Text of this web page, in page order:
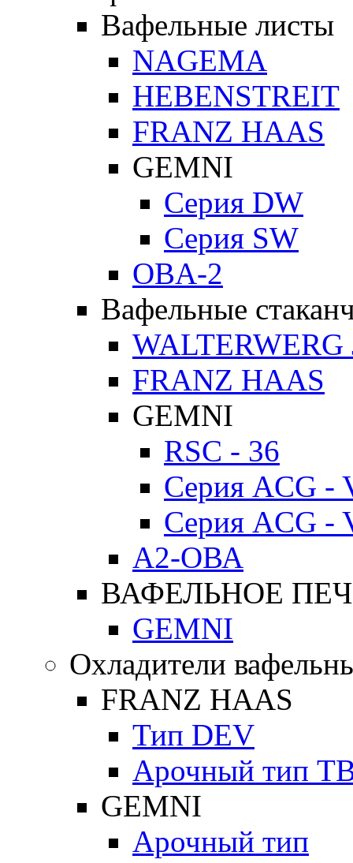
Вафельные листы
NAGEMA
HEBENSTREIT
FRANZ HAAS
GEMNI
Серия DW
Серия SW
OBA-2
Вафельные
WALTERWERG
FRANZ HAAS
GEMNI
RSC - 36
Серия ACG -
Серия ACG -
А2-ОВА
ВАФЕЛЬНОЕ
GEMNI
Охладители
FRANZ HAAS
Тип DEV
Арочный тип
GEMNI
Арочный тип